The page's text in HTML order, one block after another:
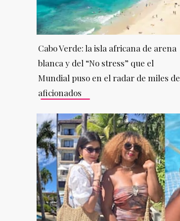
Cabo Verde: la isla africana de arena
blanca y del “No stress” que el
Mundial puso en el radar de miles de
aficionados